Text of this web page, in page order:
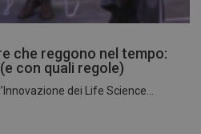
che reggono nel tempo:
con quali regole)
dei Life Science...